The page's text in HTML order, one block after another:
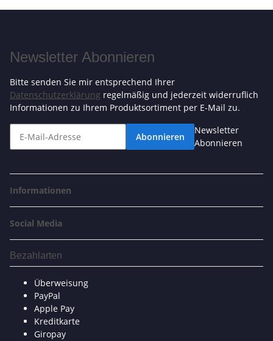
Newsletter Abonnieren
Bitte senden Sie mir entsprechend Ihrer
Datenschutzerklärung regelmäßig und jederzeit widerruflich
Informationen zu Ihrem Produktsortiment per E-Mail zu.
Abonnieren
Newsletter
Abonnieren
Informationen
Social Media
Bezahlarten
Überweisung
PayPal
Apple Pay
Kreditkarte
Giropay